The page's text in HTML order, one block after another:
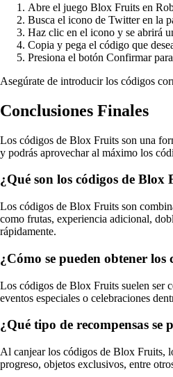
Abre el juego Blox Fruits en
Busca el icono de Twitter en la
Haz clic en el icono y se abrirá
Copia y pega el código que
Presiona el botón Confirmar
Asegúrate de introducir los códigos
Conclusiones Finales
Los códigos de Blox Fruits son una
y podrás aprovechar al máximo los
¿Qué son los códigos de
Los códigos de Blox Fruits son
como frutas, experiencia adicional,
rápidamente.
¿Cómo se pueden obtener
Los códigos de Blox Fruits suelen ser
eventos especiales o celebraciones
¿Qué tipo de recompensas
Al canjear los códigos de Blox Fruits,
progreso, objetos exclusivos, entre